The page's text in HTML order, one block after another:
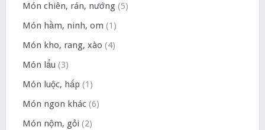
Món chiên, rán, nướng(5)
Món hầm, ninh, om (1)
Món kho, rang, xào (4)
Món lẩu (3)
Món luộc, hấp (1)
Món ngon khác(6)
Món nộm, gỏi(2)